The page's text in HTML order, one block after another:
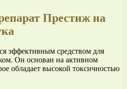
Престиж на
эффективным средством для
Он основан на активном
обладает высокой токсичностью